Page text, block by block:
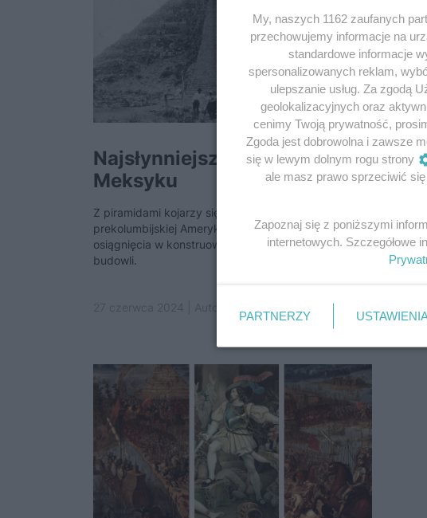
Najsłynniejsze piramidy
Meksyku
Z piramidami kojarzy się nam Egipt, ale mieszkańcy
prekolumbijskiej Ameryki Środkowej również mieli
osiągnięcia w konstruowaniu tych monumentalnych
budowli.
wizje
My, naszych 1162 zaufanych
przechowujemy informacje na
standardowe informacje
spersonalizowanych reklam,
ulepszanie usług. Za zgodą
geolokalizacyjnych oraz
cenimy Twoją prywatność,
Zgoda jest dobrowolna i zawsze
się w lewym dolnym rogu strony
ale masz prawo sprzeciwić
Zapoznaj się z poniższymi
internetowych. Szczegółowe
PARTNERZY USTAWIENIA